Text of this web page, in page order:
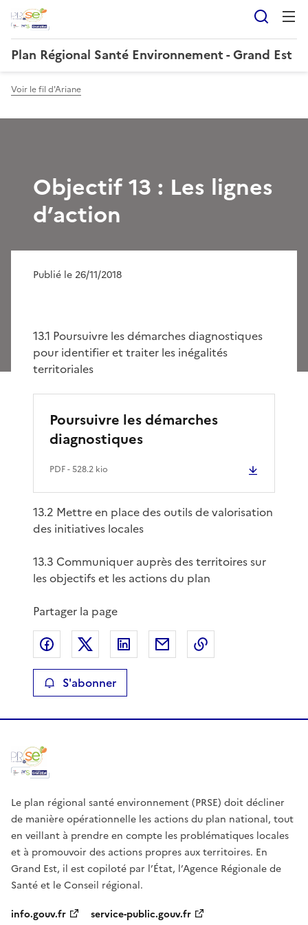
Plan Régional Santé Environnement - Grand Est
Voir le fil d'Ariane
Objectif 13 : Les lignes
d’action
Publié le 26/11/2018
13.1 Poursuivre les démarches diagnostiques
pour identifier et traiter les inégalités
territoriales
Poursuivre les démarches
diagnostiques
PDF- 528.2 kio
13.2 Mettre en place des outils de valorisation
des initiatives locales
13.3 Communiquer auprès des territoires sur
les objectifs et les actions du plan
Partager la page
Partager sur Facebook
Partager sur XPartager sur LinkedIn
Partager par email
S'abonner
Le plan régional santé environnement (PRSE) doit décliner
de manière opérationnelle les actions du plan national, tout
en veillant à prendre en compte les problématiques locales
et à promouvoir des actions propres aux territoires. En
Grand Est, il est copiloté par l’État, l’Agence Régionale de
Santé et le Conseil régional.
info.gouv.fr
service-public.gouv.fr